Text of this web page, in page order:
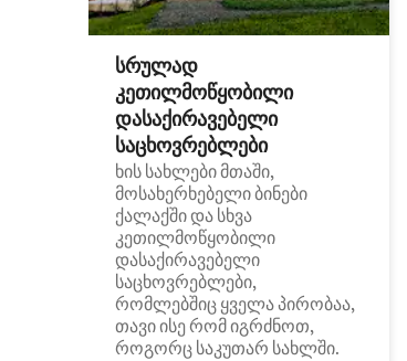
სრულად
კეთილმოწყობილი
დასაქირავებელი
საცხოვრებლები
ხის სახლები მთაში,
მოსახერხებელი ბინები
ქალაქში და სხვა
კეთილმოწყობილი
დასაქირავებელი
საცხოვრებლები,
რომლებშიც ყველა პირობაა,
თავი ისე რომ იგრძნოთ,
როგორც საკუთარ სახლში.